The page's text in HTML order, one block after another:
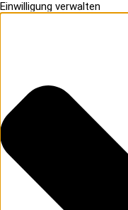
Einwilligung verwalten